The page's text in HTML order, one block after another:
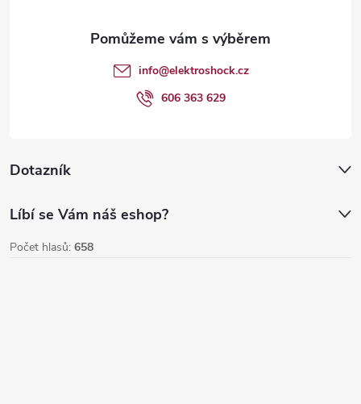
info@elektroshock.cz
606 363 629
Dotazník
Líbí se Vám náš eshop?
Počet hlasů: 658